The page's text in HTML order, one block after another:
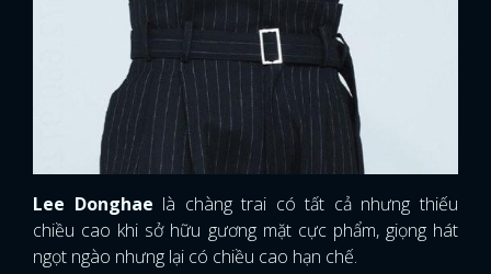
Lee Donghae là chàng trai có tất cả nhưng thiếu
chiều cao khi sở hữu gương mặt cực phẩm, giọng hát
ngọt ngào nhưng lại có chiều cao hạn chế.